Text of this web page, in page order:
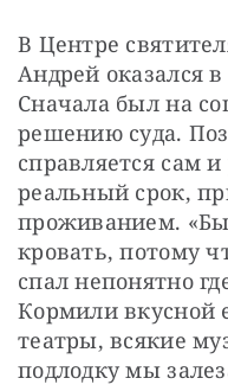
В Центре
Андрей оказался
Сначала был на
решению суда.
справляется сам
реальный срок,
проживанием.
кровать, потому
спал непонятно
Кормили вкусной
театры, всякие
подлодку мы